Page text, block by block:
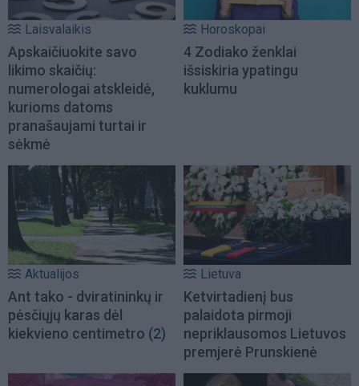
Laisvalaikis
Apskaičiuokite savo
likimo skaičių:
numerologai atskleidė,
kurioms datoms
pranašaujami turtai ir
sėkmė
Horoskopai
4 Zodiako ženklai
išsiskiria ypatingu
kuklumu
Aktualijos
Ant tako - dviratininkų ir
pėsčiųjų karas dėl
kiekvieno centimetro (2)
Lietuva
Ketvirtadienį bus
palaidota pirmoji
nepriklausomos Lietuvos
premjerė Prunskienė